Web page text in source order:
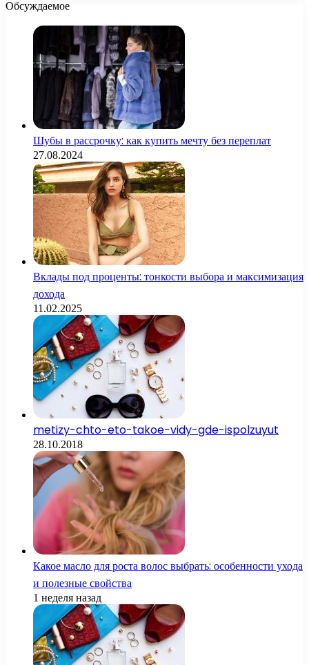
Обсуждаемое
Шубы в рассрочку: как купить мечту без переплат
27.08.2024
Вклады под проценты: тонкости выбора и максимизация
дохода
11.02.2025
metizy-chto-eto-takoe-vidy-gde-ispolzuyut
28.10.2018
Какое масло для роста волос выбрать: особенности ухода
и полезные свойства
1 неделя назад